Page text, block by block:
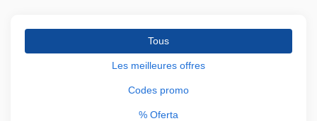
Tous
Les meilleures offres
Codes promo
% Oferta